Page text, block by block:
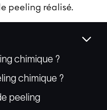
chimique ?
chimique ?
peeling
peeling réalisé.